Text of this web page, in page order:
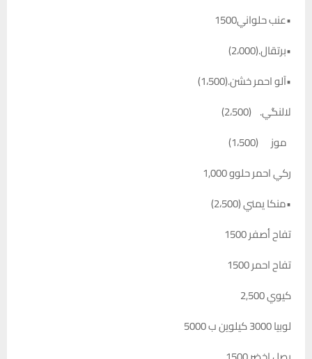
•عنب حلواني1500
•برتقال.(2،000)
•آلو احمر خشن.(1،500)
لالنگي. (2،500)
موز (1،500)
ركي احمر حلوو 1,000
•منكا يمني (2،500)
تفاح أصفر 1500
تفاح احمر 1500
كيوي 2,500
لوبيا 3000 كيلوين ب 5000